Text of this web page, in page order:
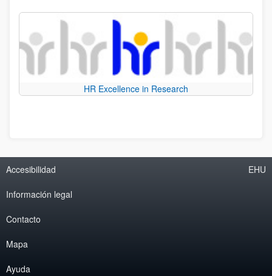
HR Excellence in Research
Accesibilidad
Información legal
Contacto
Mapa
Ayuda
EHU